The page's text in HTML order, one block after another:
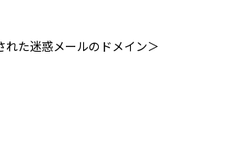
れた迷惑メールのドメイン＞